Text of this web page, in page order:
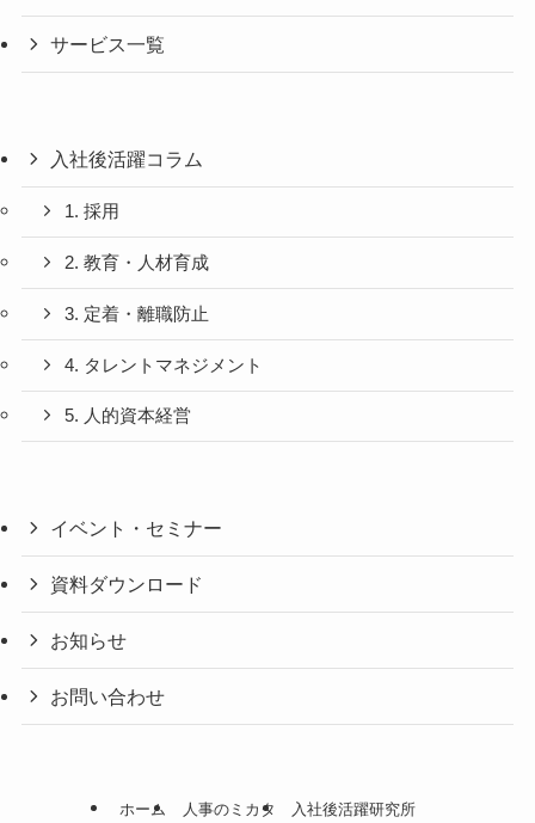
サービス一覧
入社後活躍コラム
1. 採用
2. 教育・人材育成
3. 定着・離職防止
4. タレントマネジメント
5. 人的資本経営
イベント・セミナー
資料ダウンロード
お知らせ
お問い合わせ
ホーム 人事のミカタ 入社後活躍研究所